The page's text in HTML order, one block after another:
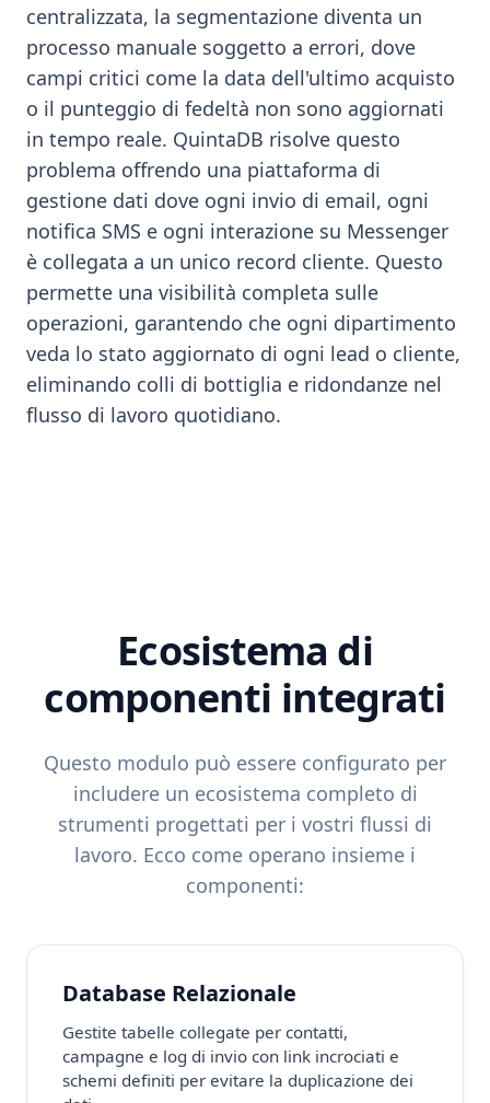
centralizzata, la segmentazione diventa un
processo manuale soggetto a errori, dove
campi critici come la data dell'ultimo acquisto
o il punteggio di fedeltà non sono aggiornati
in tempo reale. QuintaDB risolve questo
problema offrendo una piattaforma di
gestione dati dove ogni invio di email, ogni
notifica SMS e ogni interazione su Messenger
è collegata a un unico record cliente. Questo
permette una visibilità completa sulle
operazioni, garantendo che ogni dipartimento
veda lo stato aggiornato di ogni lead o cliente,
eliminando colli di bottiglia e ridondanze nel
flusso di lavoro quotidiano.
Ecosistema di
componenti integrati
Questo modulo può essere configurato per
includere un ecosistema completo di
strumenti progettati per i vostri flussi di
lavoro. Ecco come operano insieme i
componenti:
Database Relazionale
Gestite tabelle collegate per contatti,
campagne e log di invio con link incrociati e
schemi definiti per evitare la duplicazione dei